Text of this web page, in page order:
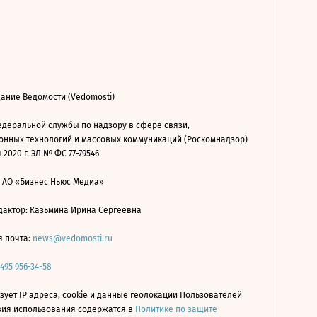
Ведомости (Vedomosti)
службы по надзору в сфере связи,
технологий и массовых коммуникаций (Роскомнадзор)
2020 г. ЭЛ № ФС 77-79546
АО «Бизнес Ньюс Медиа»
Казьмина Ирина Сергеевна
почта: news@vedomosti.ru
495 956-34-58
IP адреса, cookie и данные геолокации Пользователей
использования содержатся в Политике по защите